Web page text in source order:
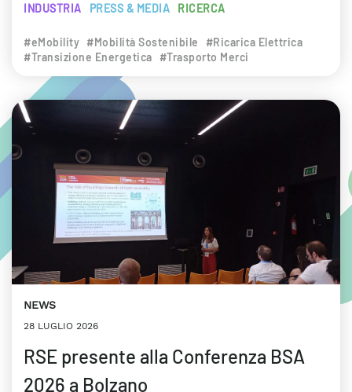
INDUSTRIA PRESS & MEDIA RICERCA
#eMobility #Mobilità Sostenibile
#Ricarica Elettrica
#Transizione Energetica
#Trasporto Merci
NEWS
28 LUGLIO 2026
RSE presente alla Conferenza BSA
2026 a Bolzano